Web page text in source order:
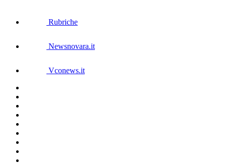
Rubriche
Newsnovara.it
Vconews.it